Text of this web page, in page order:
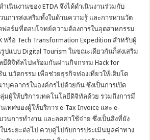
เนินงานของ ETDA จึงได้ดำเนินงานร่วมกับ
นการส่งเสริมทั้งในด้านความรู้ และการหานวัต
อร์มที่ตอบโจทย์ความต้องการในอุตสาหกรรม
หรือ Tech Transformation Expedition สำหรับผู้
ปแบบ Digital Tourism ในขณะเดียวกันก็ส่งเสริม
ยีดิจิทัลไปพร้อมกันผ่านกิจกรรม Hack for
น นวัตกรรม เพื่อช่วยธุรกิจท่องเที่ยวให้เติบโต
บุคลากรในองค์กรไปด้วยกัน ซึ่งเป็นการเปิด
มผู้ให้บริการเทคโนโลยีดิจิทัลด้วย รวมถึงการมี
เทศของผู้ให้บริการ e-Tax Invoice และ e-
วนการทำงาน และลดค่าใช้จ่าย ซึ่งเป็นสิ่งที่ยัง
นระยะต่อไป ควบคู่ไปกับการประเมินมูลค่าทาง